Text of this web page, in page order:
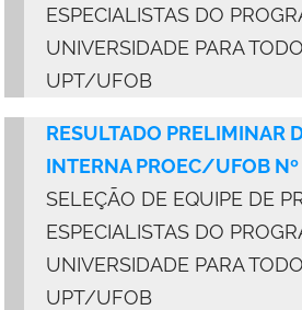
ESPECIALISTAS DO
UNIVERSIDADE PARA
UPT/UFOB
RESULTADO PRELIMINAR
INTERNA PROEC/UFOB
SELEÇÃO DE EQUIPE DE
ESPECIALISTAS DO
UNIVERSIDADE PARA
UPT/UFOB